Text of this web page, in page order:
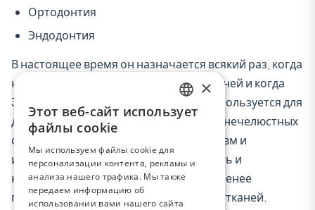
Ортодонтия
Эндодонтия
В настоящее время он назначается всякий раз, когда
не требуется обследование мягких тканей и когда
3D-изображение существенно. Он используется для
диагностики поражений височно-нижнечелюстных
суставов, костных кист и опухолей, травм и
инфекций; однако его низкая плотность и
контрастное разрешение делают его менее
подходящим для исследования мягких тканей.
ENGLISH
SPANISH
×
Этот веб-сайт использует
файлы cookie
Мы используем файлы cookie для
персонализации контента, рекламы и
анализа нашего трафика. Мы также
передаем информацию об
использовании вами нашего сайта